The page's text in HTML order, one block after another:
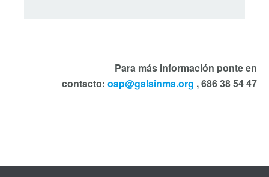
Para más información ponte en
contacto: oap@galsinma.org , 686 38 54 47